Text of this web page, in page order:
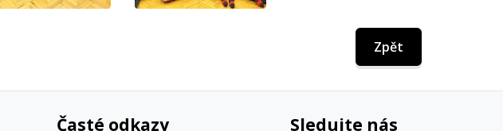
Zpět
Časté odkazy Sledujte nás